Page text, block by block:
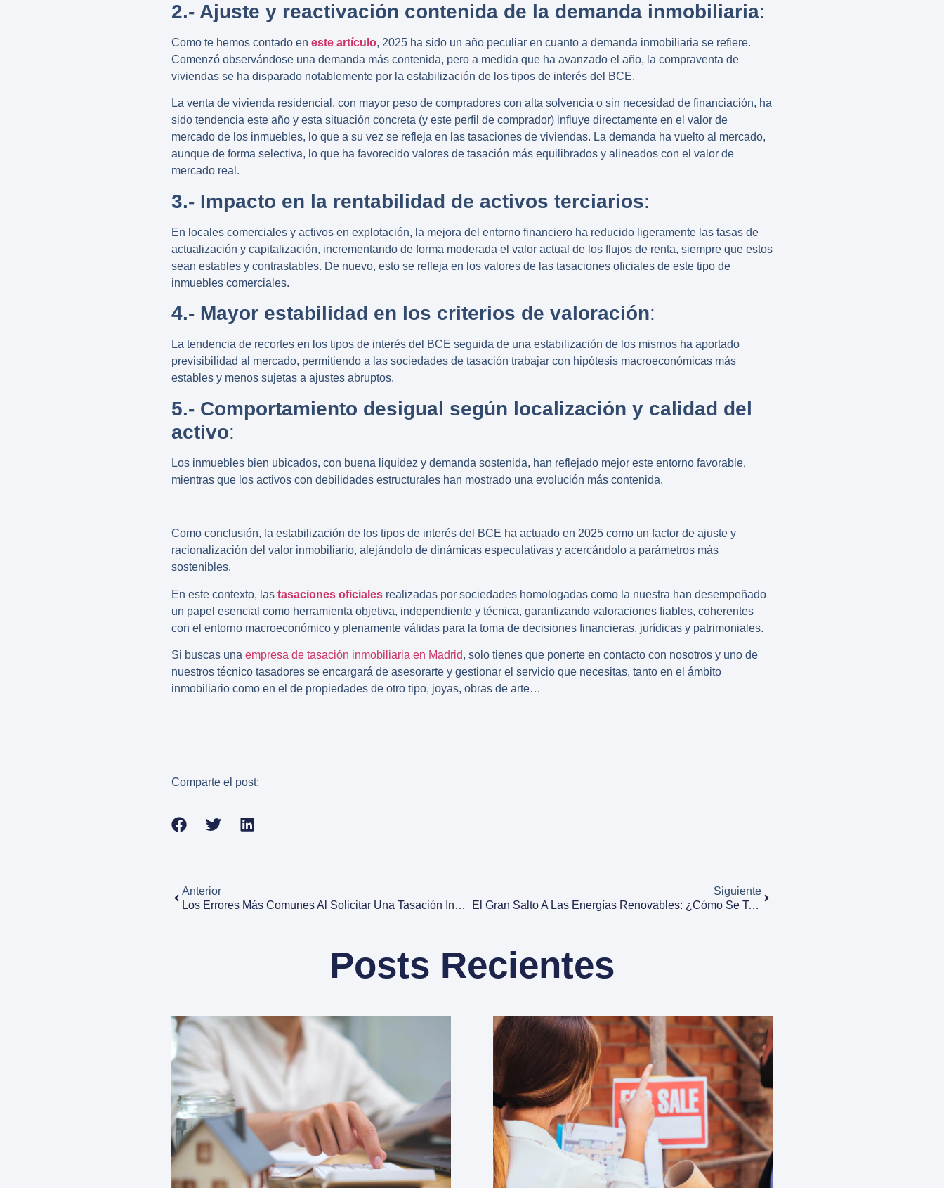
2.- Ajuste y reactivación contenida de la demanda inmobiliaria:
Como te hemos contado en este artículo, 2025 ha sido un año peculiar en cuanto a demanda inmobiliaria se refiere.
Comenzó observándose una demanda más contenida, pero a medida que ha avanzado el año, la compraventa de
viviendas se ha disparado notablemente por la estabilización de los tipos de interés del BCE.
La venta de vivienda residencial, con mayor peso de compradores con alta solvencia o sin necesidad de financiación, ha
sido tendencia este año y esta situación concreta (y este perfil de comprador) influye directamente en el valor de
mercado de los inmuebles, lo que a su vez se refleja en las tasaciones de viviendas. La demanda ha vuelto al mercado,
aunque de forma selectiva, lo que ha favorecido valores de tasación más equilibrados y alineados con el valor de
mercado real.
3.- Impacto en la rentabilidad de activos terciarios:
En locales comerciales y activos en explotación, la mejora del entorno financiero ha reducido ligeramente las tasas de
actualización y capitalización, incrementando de forma moderada el valor actual de los flujos de renta, siempre que estos
sean estables y contrastables. De nuevo, esto se refleja en los valores de las tasaciones oficiales de este tipo de
inmuebles comerciales.
4.- Mayor estabilidad en los criterios de valoración:
La tendencia de recortes en los tipos de interés del BCE seguida de una estabilización de los mismos ha aportado
previsibilidad al mercado, permitiendo a las sociedades de tasación trabajar con hipótesis macroeconómicas más
estables y menos sujetas a ajustes abruptos.
5.- Comportamiento desigual según localización y calidad del
activo:
Los inmuebles bien ubicados, con buena liquidez y demanda sostenida, han reflejado mejor este entorno favorable,
mientras que los activos con debilidades estructurales han mostrado una evolución más contenida.
Como conclusión, la estabilización de los tipos de interés del BCE ha actuado en 2025 como un factor de ajuste y
racionalización del valor inmobiliario, alejándolo de dinámicas especulativas y acercándolo a parámetros más
sostenibles.
En este contexto, las tasaciones oficiales realizadas por sociedades homologadas como la nuestra han desempeñado
un papel esencial como herramienta objetiva, independiente y técnica, garantizando valoraciones fiables, coherentes
con el entorno macroeconómico y plenamente válidas para la toma de decisiones financieras, jurídicas y patrimoniales.
Si buscas una empresa de tasación inmobiliaria en Madrid, solo tienes que ponerte en contacto con nosotros y uno de
nuestros técnico tasadores se encargará de asesorarte y gestionar el servicio que necesitas, tanto en el ámbito
inmobiliario como en el de propiedades de otro tipo, joyas, obras de arte…
Comparte el post:
Anterior
Los Errores Más Comunes Al Solicitar Una Tasación Inmobiliaria.
Siguiente
El Gran Salto A Las Energías Renovables: ¿cómo Se Tasan Los Terrenos Destinados A Parques Solares Y Eólicos?
Posts Recientes